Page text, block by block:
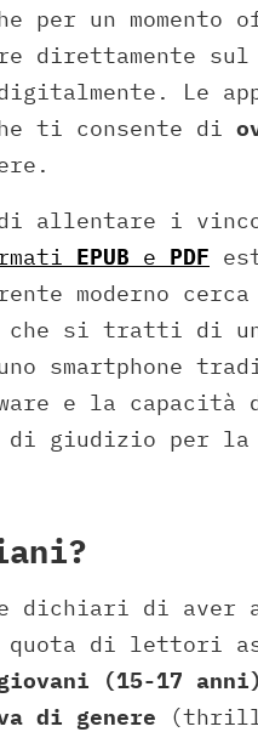
per un momento
direttamente
Le
ti consente di
allentare i
EPUB e PDF
moderno
si tratti di un
smartphone
e la
giudizio per la
dichiari di aver
di lettori
(15-17 anni)
di genere